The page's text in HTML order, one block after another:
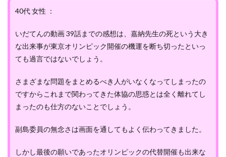
40代 女性 ：
いだてんの動画 39話までの感想は、嘉納先生の死という大き
な出来事が東京オリンピック開催の機運を断ち切ったといっ
ても過言ではないでしょう。
さまざまな問題をまとめるべき人がいなくなってしまったの
ですからこれまで関わってきた体協の思惑とは全く離れてし
まったのも仕方のないことでしょう。
副島委員の無念さは画面を通してもよく伝わってきました。
しかし最後の願いであったオリンピックの代替開催も出来な